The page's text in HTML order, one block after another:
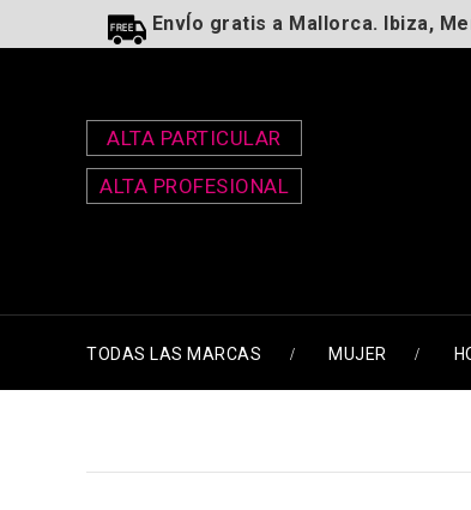
EnvÍo gratis a Mallorca. Ibiza,
ALTA PARTICULAR
ALTA PROFESIONAL
TODAS LAS MARCAS MUJER